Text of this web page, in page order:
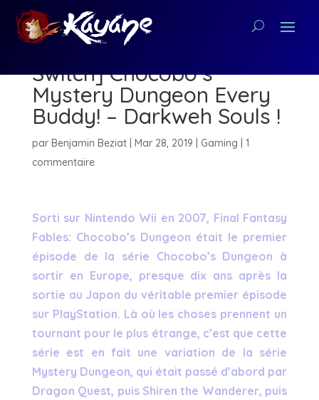
[Critique Nintendo
Switch] Chocobo’s
Mystery Dungeon Every
Buddy! – Darkweh Souls !
par Benjamin Beziat| Mar 28, 2019 Gaming
1
commentaire
Sorti sur Nintendo Wii en 2007, Final Fantasy
Fables: Chocobo’s Dungeon était le premier
épisode de la série Chocobo’s Dungeon à
sortir en Europe, presque dix ans après la
sortie au Japon du véritable premier épisode
sur PlayStation. Là où les choses prennent un
tournant pour le plus étrange, c’est que cette
série est en fait une variation de la série
Mystery Dungeon, qui était passé d’abord par
Dragon Quest, puis Shiren the Wanderer, puis